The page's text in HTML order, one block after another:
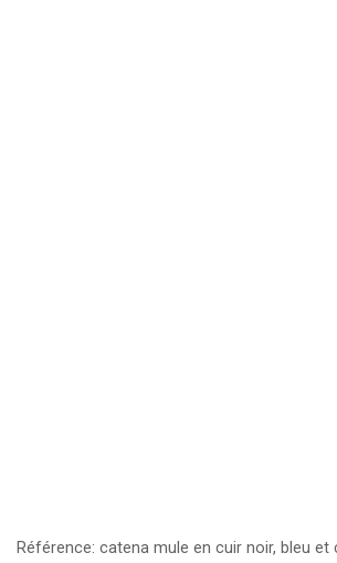
Référence: catena mule en cuir noir, bleu et